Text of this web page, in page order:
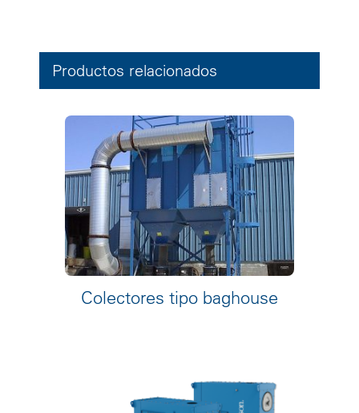
Productos relacionados
Colectores tipo baghouse